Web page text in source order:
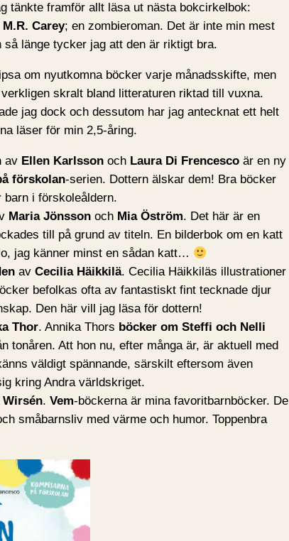
tänkte framför allt läsa ut nästa bokcirkelbok:
M.R. Carey; en zombieroman. Det är inte min mest
så länge tycker jag att den är riktigt bra.
om nyutkomna böcker varje månadsskifte, men
skralt bland litteraturen riktad till vuxna.
jag dock och dessutom har jag antecknat ett helt
läser för min 2,5-åring.
av Ellen Karlsson och Laura Di Frencesco är en ny
förskolan-serien. Dottern älskar dem! Bra böcker
barn i förskoleåldern.
Maria Jönsson och Mia Öström. Det här är en
till på grund av titeln. En bilderbok om en katt
jag känner minst en sådan katt…
av Cecilia Häikkilä. Cecilia Häikkiläs illustrationer
befolkas ofta av fantastiskt fint tecknade djur
Den här vill jag läsa för dottern!
Thor. Annika Thors böcker om Steffi och Nelli
tonåren. Att hon nu, efter många är, är aktuell med
väldigt spännande, särskilt eftersom även
kring Andra världskriget.
Wirsén. Vem-böckerna är mina favoritbarnböcker. De
småbarnsliv med värme och humor. Toppenbra